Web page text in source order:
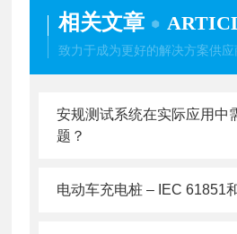
相关文章
致力于成为更好的解决方案供应
安规测试系统在实际应用中
题？
电动车充电桩 – IEC 61851